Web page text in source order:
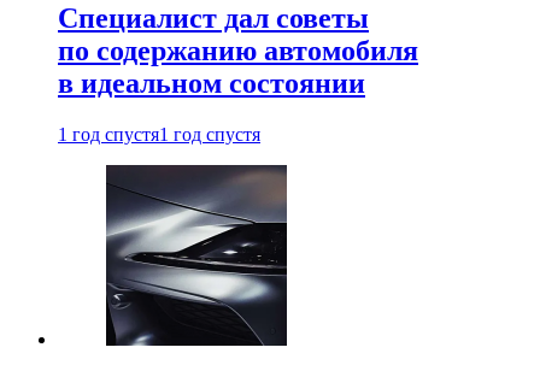
Специалист дал советы
по содержанию автомобиля
в идеальном состоянии
1 год спустя1 год спустя